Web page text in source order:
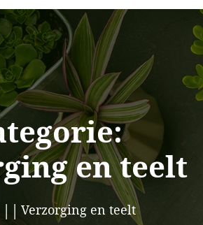
en teelt
Verzorging en teelt